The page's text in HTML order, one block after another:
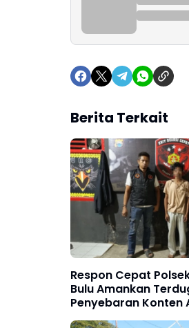
Berita Terkait
Respon Cepat
Bulu Amankan
Penyebaran Konten
Medsos